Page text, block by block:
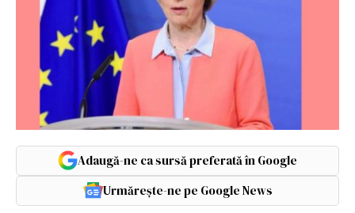
Adaugă-ne ca sursă preferată în Google
Urmărește-ne pe Google News